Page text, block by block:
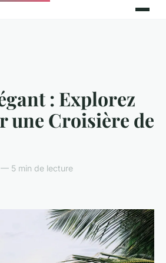
: Explorez
une Croisière de
5 min de lecture